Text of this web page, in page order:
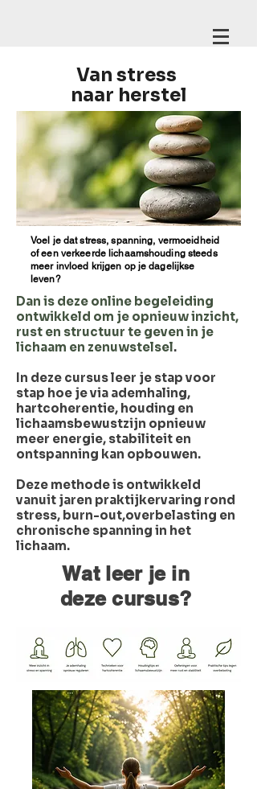
CRANIALIFE
Van stress
naar herstel
Voel je dat stress, spanning, vermoeidheid
of een verkeerde lichaamshouding steeds
meer invloed krijgen op je dagelijkse
leven?
Dan is deze online begeleiding
ontwikkeld om je opnieuw inzicht,
rust en structuur te geven in je
lichaam en zenuwstelsel.
In deze cursus leer je stap voor
stap hoe je via ademhaling,
hartcoherentie, houding en
lichaamsbewustzijn opnieuw
meer energie, stabiliteit en
ontspanning kan opbouwen.
Deze methode is ontwikkeld
vanuit jaren praktijkervaring rond
stress, burn-out,overbelasting en
chronische spanning in het
lichaam.
Wat leer je in
deze cursus?